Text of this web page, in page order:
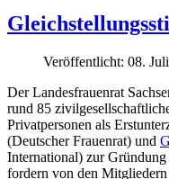
Veröffentlicht: 08.
Der Landesfrauenrat
rund 85
Privatpersonen als
(Deutscher Frauenrat) und
International) zur
fordern von den Mitgliedern